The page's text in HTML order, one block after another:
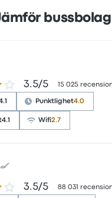
bussbolag
3.5/5 15 025
Punktlighet4.0
4.1 Wifi2.7
recensioner har
Resenärerna var
och temperaturen
3.5/5 88 031